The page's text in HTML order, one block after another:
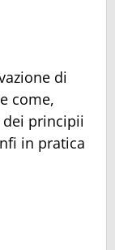
di
come,
principii
in pratica